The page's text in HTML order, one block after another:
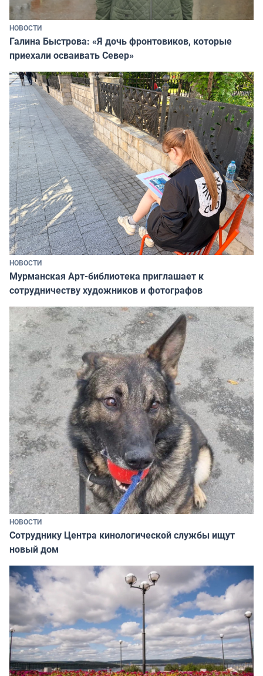
НОВОСТИ
Галина Быстрова: «Я дочь фронтовиков, которые
приехали осваивать Север»
НОВОСТИ
Мурманская Арт-библиотека приглашает к
сотрудничеству художников и фотографов
НОВОСТИ
Сотруднику Центра кинологической службы ищут
новый дом